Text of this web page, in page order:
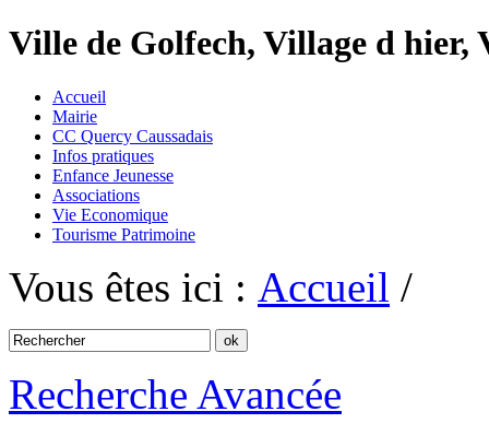
Ville de Golfech, Village d
Accueil
Mairie
CC Quercy Caussadais
Infos pratiques
Enfance Jeunesse
Associations
Vie Economique
Tourisme Patrimoine
Vous êtes ici : Accueil /
Recherche Avancée